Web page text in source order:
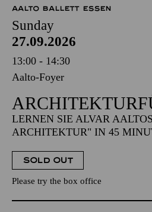
AALTO BALLETT ESSEN
Sunday
27.09.2026
13:00 - 14:30
Aalto-Foyer
LERNEN SIE ALVAR
ARCHITEKTUR" IN 45
SOLD OUT
Please try the box office